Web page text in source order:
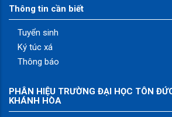
Thông tin cần biết
Tuyển sinh
Ký túc xá
Thông báo
PHÂN HIỆU TRƯỜNG ĐẠI HỌC TÔN
KHÁNH HÒA